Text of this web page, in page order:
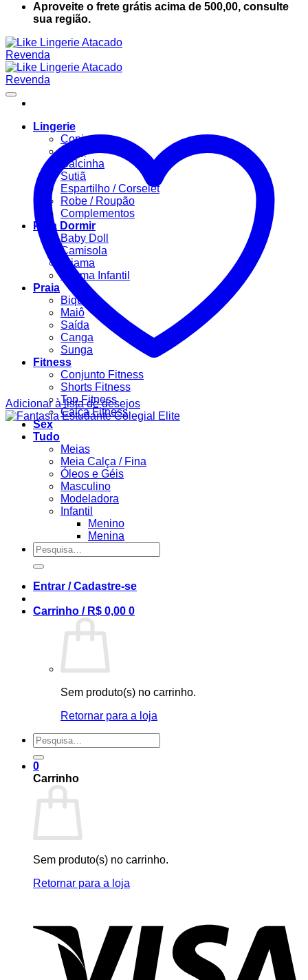
Aproveite o frete grátis acima de 500,00, consulte
sua região.
Lingerie
Conjuntos
Body
Calcinha
Sutiã
Espartilho / Corselet
Robe / Roupão
Complementos
Para Dormir
Baby Doll
Camisola
Pijama
Pijama Infantil
Praia
Biquíni
Maiô
Saída
Canga
Sunga
Fitness
Conjunto Fitness
Shorts Fitness
Top Fitness
Calça Fitness
Sex
Tudo
Meias
Meia Calça / Fina
Óleos e Géis
Masculino
Modeladora
Infantil
Menino
Menina
Pesquisar
por:
Entrar / Cadastre-se
Carrinho / R$ 0,00 0
Sem produto(s) no carrinho.
Retornar para a loja
Pesquisar
por:
0
Carrinho
Sem produto(s) no carrinho.
Retornar para a loja
Adicionar à lista de desejos